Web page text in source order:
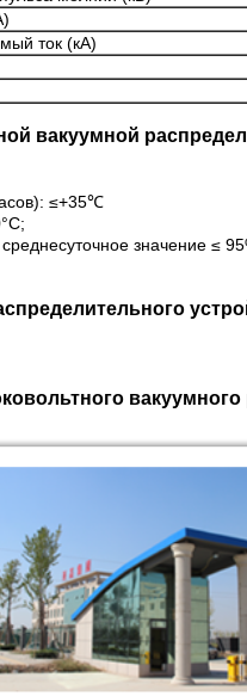
ток (кА)
вакуумной
≤+35℃
значение ≤
вакуумного